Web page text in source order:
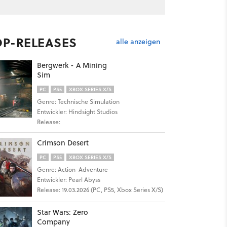
RELEASES alle anzeigen
Bergwerk - A Mining
Sim
PC PS5 XBOX SERIES X/S
Genre: Technische Simulation
Entwickler: Hindsight Studios
Release:
Crimson Desert
PC PS5 XBOX SERIES X/S
Genre: Action-Adventure
Entwickler: Pearl Abyss
Release: 19.03.2026 (PC, PS5, Xbox Series X/S)
Star Wars: Zero
Company